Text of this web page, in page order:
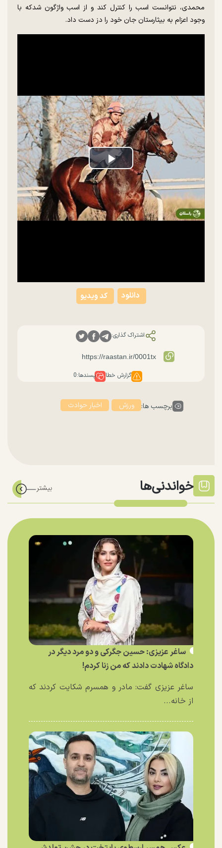
محمدی، نتوانست اسب را کنترل کند و از اسب واژگون شدکه با
وجود اعزام به بیثارستان جان خود را دز دست داد.
Play
Video
کد ویدیو دانلود
اشتراک گذاری:
گزارش خطا پسندها:0
برچسب ها: ورزش اخبار حوادث
خواندنی‌ها
ساغر عزیزی: حسین جگرکی و دو مرد دیگر در
دادگاه شهادت دادند که من زنا کردم!
ساغر عزیزی گفت: مادر و همسرم شکایت کردند که
از خانه...